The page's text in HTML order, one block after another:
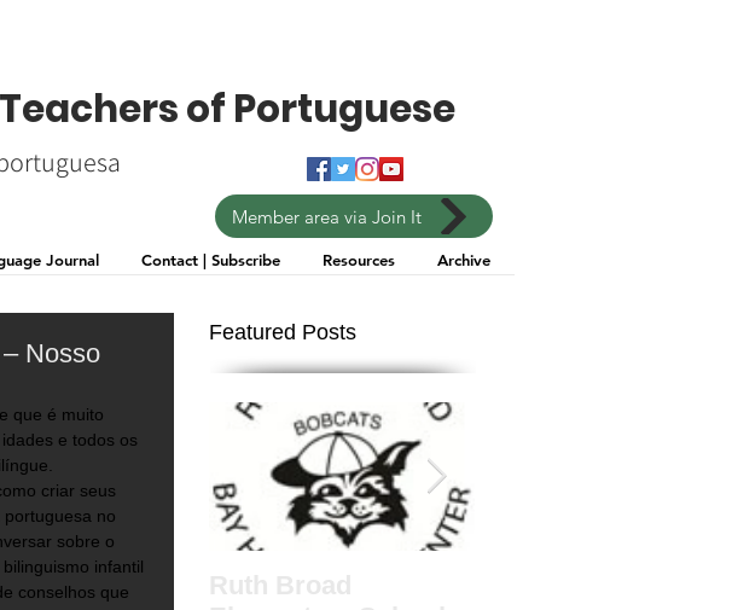
of Portuguese
Member area via Join It
Journal Contact | Subscribe Resources Archive
Nosso
que é muito
e todos os
criar seus
no
sobre o
infantil
conselhos que
Featured Posts